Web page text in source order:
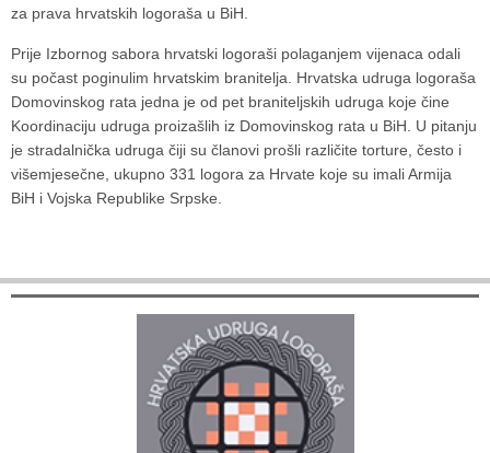
za prava hrvatskih logoraša u BiH.
Prije Izbornog sabora hrvatski logoraši polaganjem vijenaca odali
su počast poginulim hrvatskim branitelja. Hrvatska udruga logoraša
Domovinskog rata jedna je od pet braniteljskih udruga koje čine
Koordinaciju udruga proizašlih iz Domovinskog rata u BiH. U pitanju
je stradalnička udruga čiji su članovi prošli različite torture, često i
višemjesečne, ukupno 331 logora za Hrvate koje su imali Armija
BiH i Vojska Republike Srpske.